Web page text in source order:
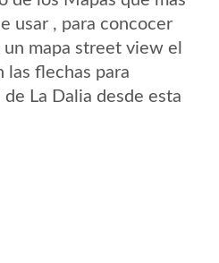
usar , para concocer
mapa street view el
las flechas para
La Dalia desde esta